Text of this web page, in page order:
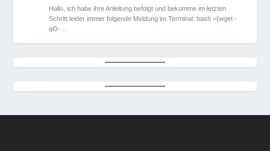
Hallo, ich habe ihre Anleitung befolgt und bekomme im letzten
Schritt leider immer folgende Meldung im Terminal: bash <(wget -
qO-…